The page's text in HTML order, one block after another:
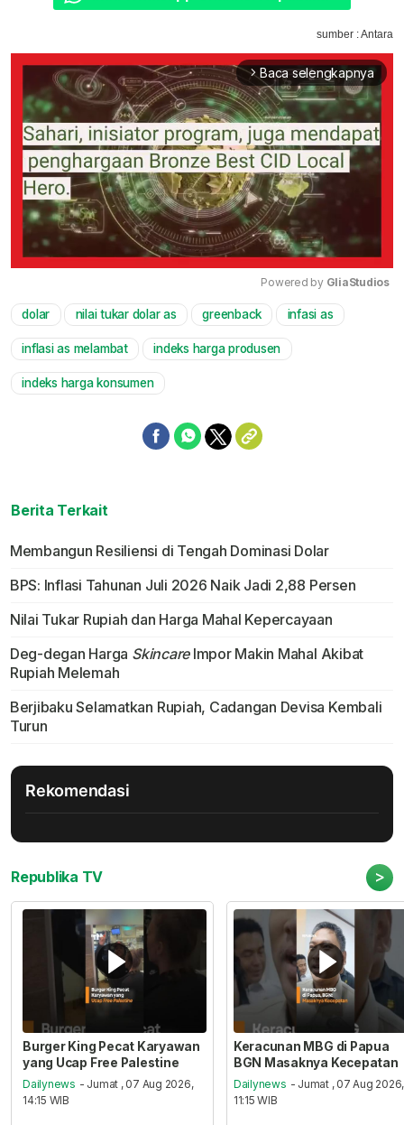
sumber : Antara
arrow_forward_ios Baca selengkapnya
Mute
Powered by GliaStudios
dolar nilai tukar dolar as greenback infasi as
inflasi as melambat indeks harga produsen
indeks harga konsumen
Berita Terkait
Membangun Resiliensi di Tengah Dominasi Dolar
BPS: Inflasi Tahunan Juli 2026 Naik Jadi 2,88 Persen
Nilai Tukar Rupiah dan Harga Mahal Kepercayaan
Deg-degan Harga SkincareImpor Makin Mahal Akibat
Rupiah Melemah
Berjibaku Selamatkan Rupiah, Cadangan Devisa Kembali
Turun
Rekomendasi
Republika TV >
Burger King Pecat Karyawan
yang Ucap Free Palestine
Dailynews - Jumat , 07 Aug 2026,
14:15 WIB
Keracunan MBG di Papua
BGN Masaknya Kecepatan
Dailynews - Jumat , 07 Aug 2026,
11:15 WIB